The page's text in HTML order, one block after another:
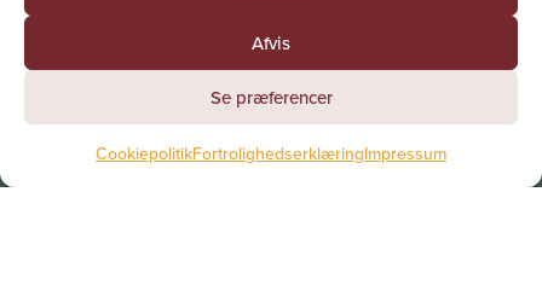
Afvis
Se præferencer
CookiepolitikFortrolighedserklæringImpressum